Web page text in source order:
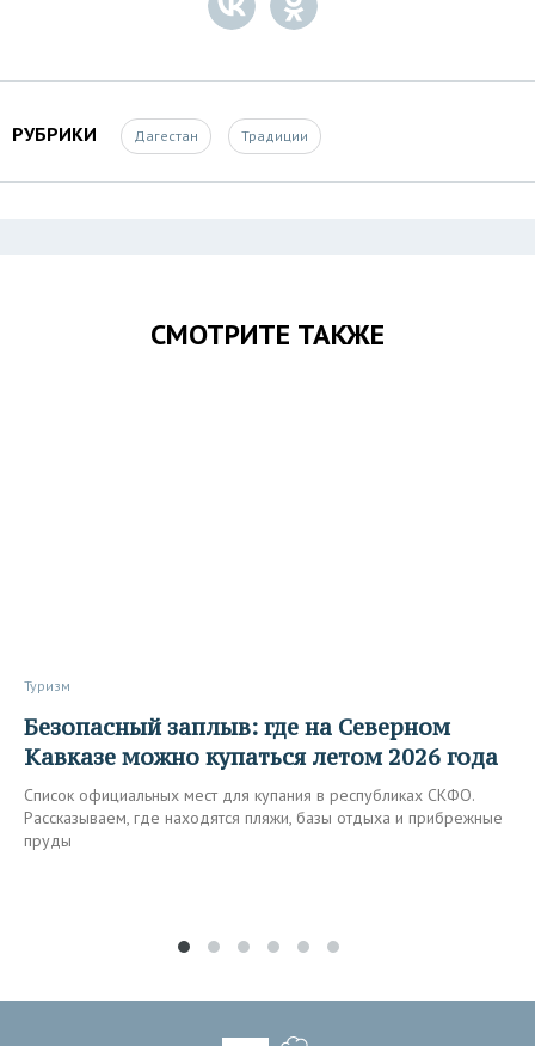
РУБРИКИ Дагестан Традиции
СМОТРИТЕ ТАКЖЕ
Туризм
Безопасный заплыв: где на Северном
Кавказе можно купаться летом 2026 года
Список официальных мест для купания в республиках СКФО.
Рассказываем, где находятся пляжи, базы отдыха и прибрежные
пруды